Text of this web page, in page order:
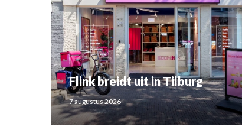
Flink breidt uit in Tilburg
7 augustus 2026